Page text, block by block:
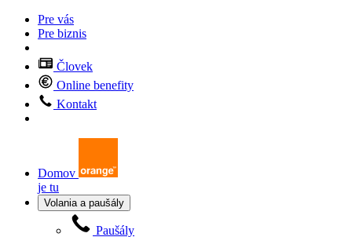
Pre vás
Pre biznis
Človek
Online benefity
Kontakt
Domov
je tu
Volania a paušály
Paušály